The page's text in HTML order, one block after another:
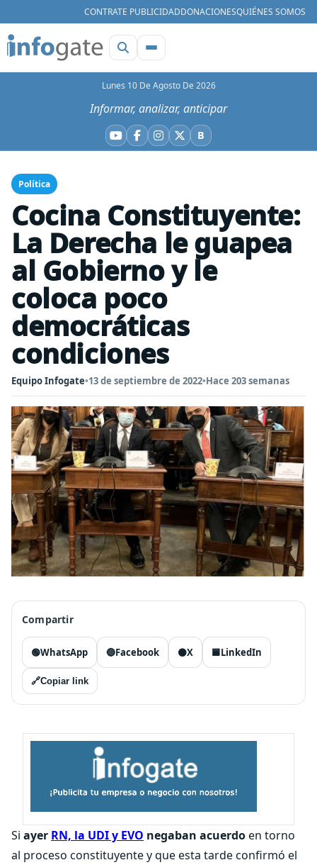
CONTRATE PUBLICIDADDONACIONESQUIÉNES SOMOS
Lunes 10 De Agosto De 2026
Informar, analizar, anticipar
YouTube
Facebook
Instagram
X BBluesky
Política
Cocina Constituyente:
La Derecha le guapea
al Gobierno y le
coloca poco
democráticas
condiciones
Equipo Infogate•13 de septiembre de 2022•Hace 203 semanas
Compartir
🟢WhatsApp 🔵Facebook ⚫X 🟦LinkedIn
🔗Copiar link
Si ayer RN, la UDI y EVO negaban acuerdoen torno
al proceso constituyente y que esta tarde confirmó el